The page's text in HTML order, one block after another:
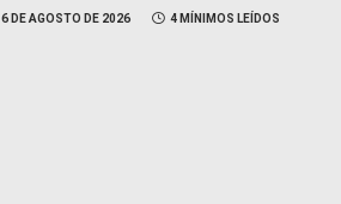
6 DE AGOSTO DE 2026 4 MÍNIMOS LEÍDOS